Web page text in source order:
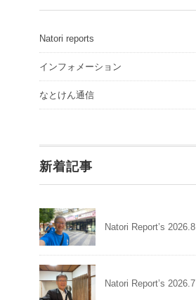
Natori reports
インフォメーション
なとけん通信
新着記事
Natori Report’s 2026.8
Natori Report’s 2026.7